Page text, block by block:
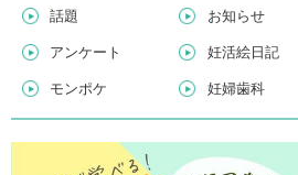
話題 お知らせ
アンケート 妊活絵日記
モンポケ 妊婦歯科